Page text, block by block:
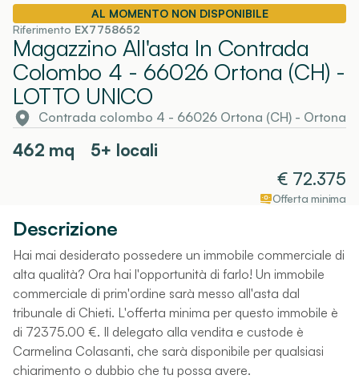
AL MOMENTO NON DISPONIBILE
Riferimento EX7758652
Magazzino All'asta In Contrada
Colombo 4 - 66026 Ortona (CH) -
LOTTO UNICO
Contrada colombo 4 - 66026 Ortona (CH) - Ortona
462 mq
5+ locali
€ 72.375
Offerta minima
Descrizione
Hai mai desiderato possedere un immobile commerciale di
alta qualità? Ora hai l'opportunità di farlo! Un immobile
commerciale di prim'ordine sarà messo all'asta dal
tribunale di Chieti. L'offerta minima per questo immobile è
di 72375.00 €. Il delegato alla vendita e custode è
Carmelina Colasanti, che sarà disponibile per qualsiasi
chiarimento o dubbio che tu possa avere.